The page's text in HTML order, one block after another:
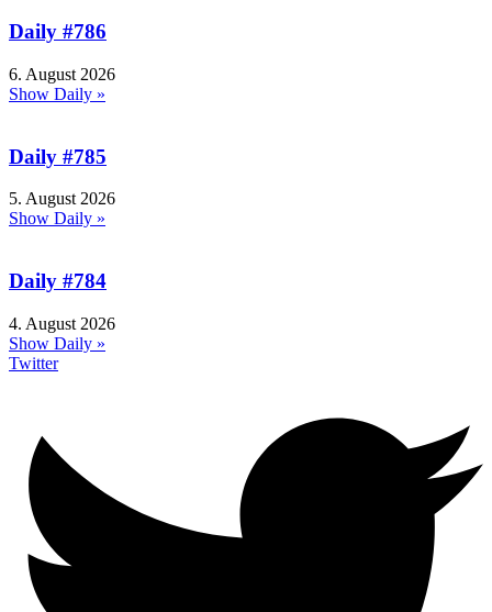
Daily #786
6. August 2026
Show Daily »
Daily #785
5. August 2026
Show Daily »
Daily #784
4. August 2026
Show Daily »
Twitter